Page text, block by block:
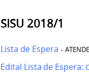
SISU 2018/1
Lista de Espera -
Edital Lista de Espera: